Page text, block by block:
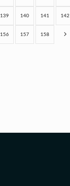
139 140 141 142
156 157 158